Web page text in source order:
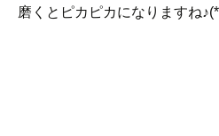
磨くとピカピカになりますね